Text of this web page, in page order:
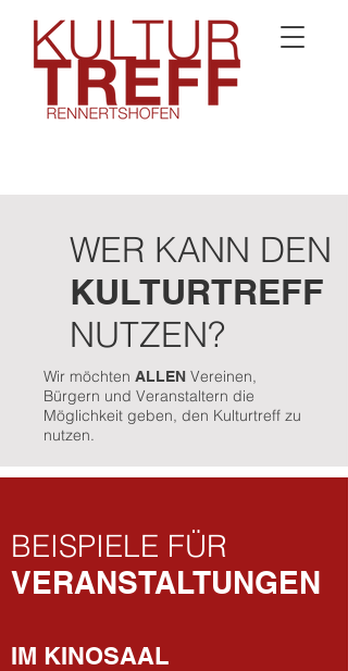
WER KANN DEN
KULTURTREFF
NUTZEN?
Wir möchten ALLEN Vereinen,
Bürgern und Veranstaltern die
Möglichkeit geben, den Kulturtreff zu
nutzen.
BEISPIELE FÜR
VERANSTALTUNGEN
IM KINOSAAL